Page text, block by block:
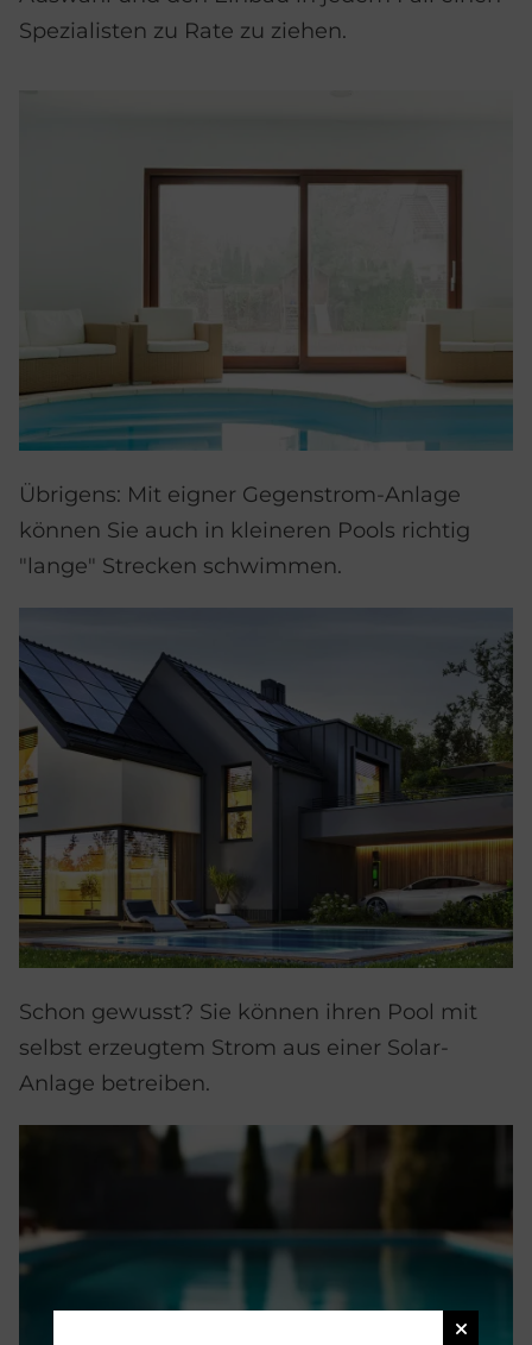
Spezialisten zu Rate zu ziehen.
Übrigens: Mit eigner Gegenstrom-Anlage
können Sie auch in kleineren Pools richtig
"lange" Strecken schwimmen.
Schon gewusst? Sie können ihren Pool mit
selbst erzeugtem Strom aus einer Solar-
Anlage betreiben.